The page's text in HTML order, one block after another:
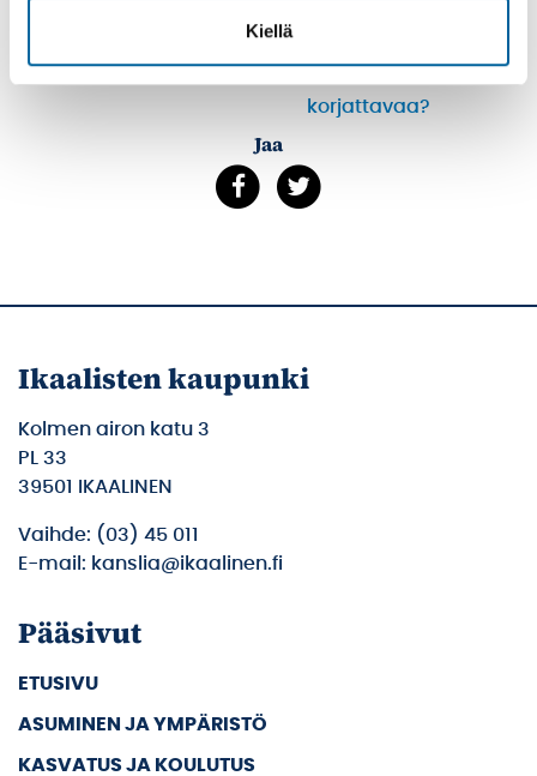
Kiellä
korjattavaa?
Jaa
Ikaalisten kaupunki
Kolmen airon katu 3
PL 33
39501 IKAALINEN
Vaihde: (03) 45 011
E-mail: kanslia@ikaalinen.fi
Pääsivut
ETUSIVU
ASUMINEN JA YMPÄRISTÖ
KASVATUS JA KOULUTUS